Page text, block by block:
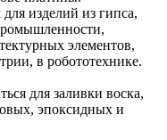
изделий из гипса,
элементов,
в робототехнике.
для заливки воска,
эпоксидных и